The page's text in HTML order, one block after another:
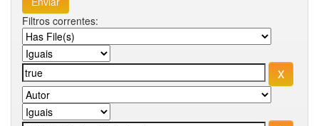
Filtros correntes: